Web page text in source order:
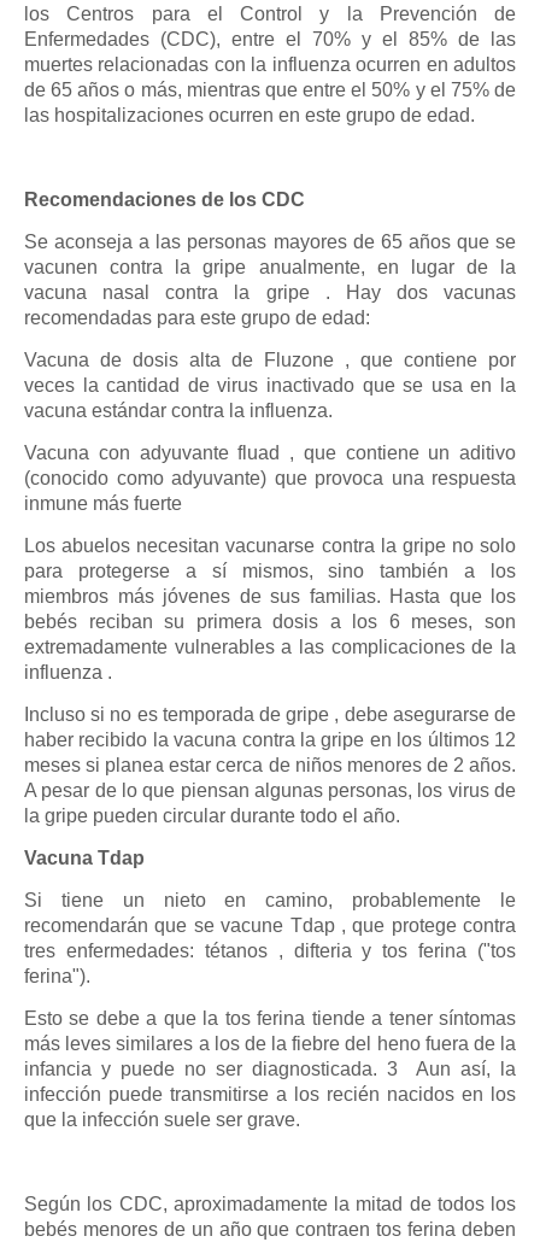
los Centros para el Control y la Prevención de
Enfermedades (CDC), entre el 70% y el 85% de las
muertes relacionadas con la influenza ocurren en adultos
de 65 años o más, mientras que entre el 50% y el 75% de
las hospitalizaciones ocurren en este grupo de edad.
Recomendaciones de los CDC
Se aconseja a las personas mayores de 65 años que se
vacunen contra la gripe anualmente, en lugar de la
vacuna nasal contra la gripe . Hay dos vacunas
recomendadas para este grupo de edad:
Vacuna de dosis alta de Fluzone , que contiene por
veces la cantidad de virus inactivado que se usa en la
vacuna estándar contra la influenza.
Vacuna con adyuvante fluad , que contiene un aditivo
(conocido como adyuvante) que provoca una respuesta
inmune más fuerte
Los abuelos necesitan vacunarse contra la gripe no solo
para protegerse a sí mismos, sino también a los
miembros más jóvenes de sus familias. Hasta que los
bebés reciban su primera dosis a los 6 meses, son
extremadamente vulnerables a las complicaciones de la
influenza .
Incluso si no es temporada de gripe , debe asegurarse de
haber recibido la vacuna contra la gripe en los últimos 12
meses si planea estar cerca de niños menores de 2 años.
A pesar de lo que piensan algunas personas, los virus de
la gripe pueden circular durante todo el año.
Vacuna Tdap
Si tiene un nieto en camino, probablemente le
recomendarán que se vacune Tdap , que protege contra
tres enfermedades: tétanos , difteria y tos ferina ("tos
ferina").
Esto se debe a que la tos ferina tiende a tener síntomas
más leves similares a los de la fiebre del heno fuera de la
infancia y puede no ser diagnosticada. 3 Aun así, la
infección puede transmitirse a los recién nacidos en los
que la infección suele ser grave.
Según los CDC, aproximadamente la mitad de todos los
bebés menores de un año que contraen tos ferina deben